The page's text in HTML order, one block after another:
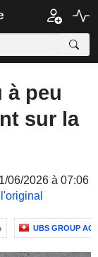
à peu
sur la
06/2026 à 07:06
UBS GROUP AG